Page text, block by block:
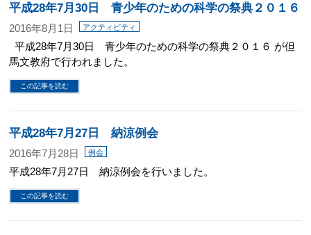
平成28年7月30日 青少年のための科学の祭典２０１６
2016年8月1日 アクティビティ
平成28年7月30日 青少年のための科学の祭典２０１６ が但
馬文教府で行われました。
この記事を読む
平成28年7月27日 納涼例会
2016年7月28日 例会
平成28年7月27日 納涼例会を行いました。
この記事を読む